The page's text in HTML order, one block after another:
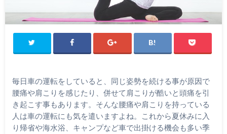
毎日車の運転をしていると、同じ姿勢を続ける事が原因で
腰痛や肩こりを感じたり、併せて肩こりが酷いと頭痛を引
き起こす事もあります。そんな腰痛や肩こりを持っている
人は車の運転にも気を遣いますよね。これから夏休みに入
り帰省や海水浴、キャンプなど車で出掛ける機会も多い季